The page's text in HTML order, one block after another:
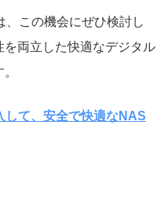
、この機会にぜひ検討し
両立した快適なデジタル
て、安全で快適なNAS